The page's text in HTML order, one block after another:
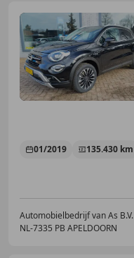
01/2019 135.430 km
Automobielbedrijf van As B.V.
NL-7335 PB APELDOORN